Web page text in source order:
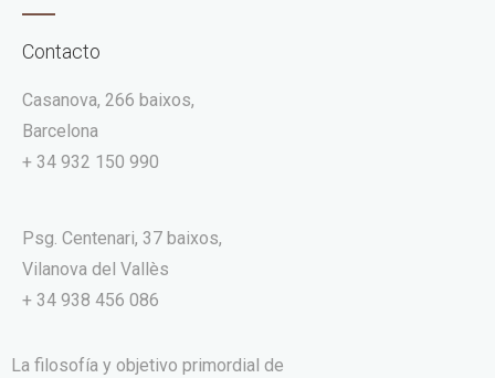
Contacto
Casanova, 266 baixos,
Barcelona
+ 34 932 150 990
Psg. Centenari, 37 baixos,
Vilanova del Vallès
+ 34 938 456 086
La filosofía y objetivo primordial de